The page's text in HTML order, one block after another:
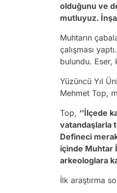
olduğunu ve
mutluyuz.
Muhtarın
çalışması
bulundu. Eser,
Yüzüncü Yıl
Mehmet Top,
Top, ‘’İlçede
vatandaşlarla
Defineci
içinde Muhtar
arkeologlara
İlk araştırma